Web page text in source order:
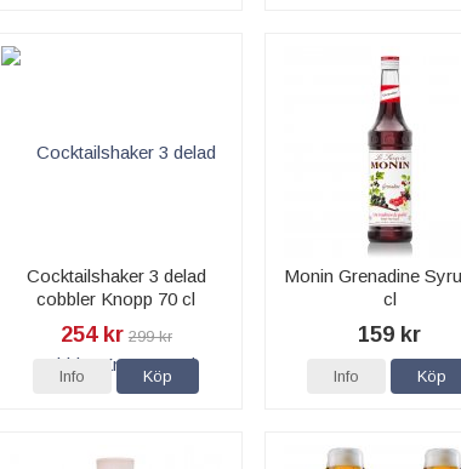
Cocktailshaker 3 delad
cobbler Knopp 70 cl
254 kr 299 kr
Info Köp
Monin Grenadine
cl
159 kr
Info Köp